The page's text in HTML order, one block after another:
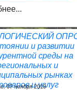
и развитии
среды на
и
рынках
и услуг
07 ноября 2019